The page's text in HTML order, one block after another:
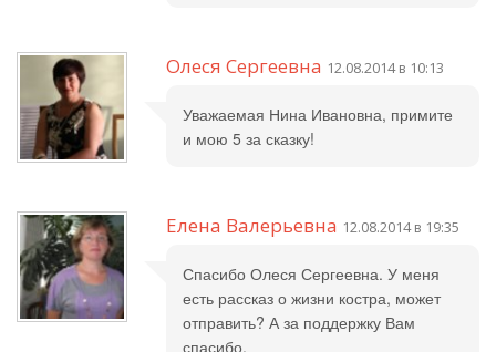
Олеся Сергеевна 12.08.2014 в 10:13
Уважаемая Нина Ивановна, примите
и мою 5 за сказку!
Елена Валерьевна 12.08.2014 в 19:35
Спасибо Олеся Сергеевна. У меня
есть рассказ о жизни костра, может
отправить? А за поддержку Вам
спасибо.